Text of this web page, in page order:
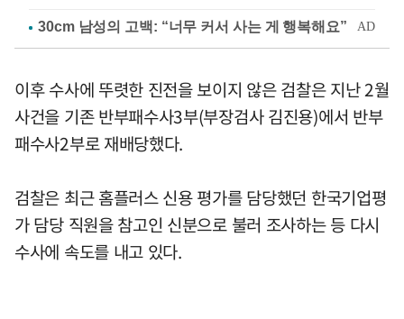
이후 수사에 뚜렷한 진전을 보이지 않은 검찰은 지난 2월
사건을 기존 반부패수사3부(부장검사 김진용)에서 반부
패수사2부로 재배당했다.
검찰은 최근 홈플러스 신용 평가를 담당했던 한국기업평
가 담당 직원을 참고인 신분으로 불러 조사하는 등 다시
수사에 속도를 내고 있다.